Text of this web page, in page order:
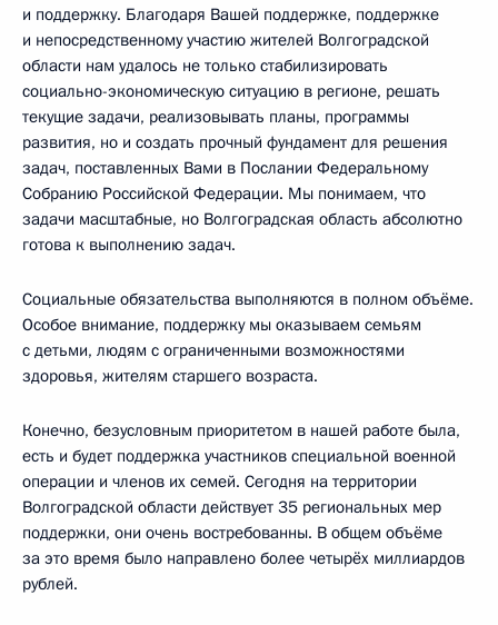
и поддержку. Благодаря Вашей поддержке, поддержке
и непосредственному участию жителей Волгоградской
области нам удалось не только стабилизировать
социально-экономическую ситуацию в регионе, решать
текущие задачи, реализовывать планы, программы
развития, но и создать прочный фундамент для решения
задач, поставленных Вами в Послании Федеральному
Собранию Российской Федерации. Мы понимаем, что
задачи масштабные, но Волгоградская область абсолютно
готова к выполнению задач.
Социальные обязательства выполняются в полном объёме.
Особое внимание, поддержку мы оказываем семьям
с детьми, людям с ограниченными возможностями
здоровья, жителям старшего возраста.
Конечно, безусловным приоритетом в нашей работе была,
есть и будет поддержка участников специальной военной
операции и членов их семей. Сегодня на территории
Волгоградской области действует 35 региональных мер
поддержки, они очень востребованны. В общем объёме
за это время было направлено более четырёх миллиардов
рублей.